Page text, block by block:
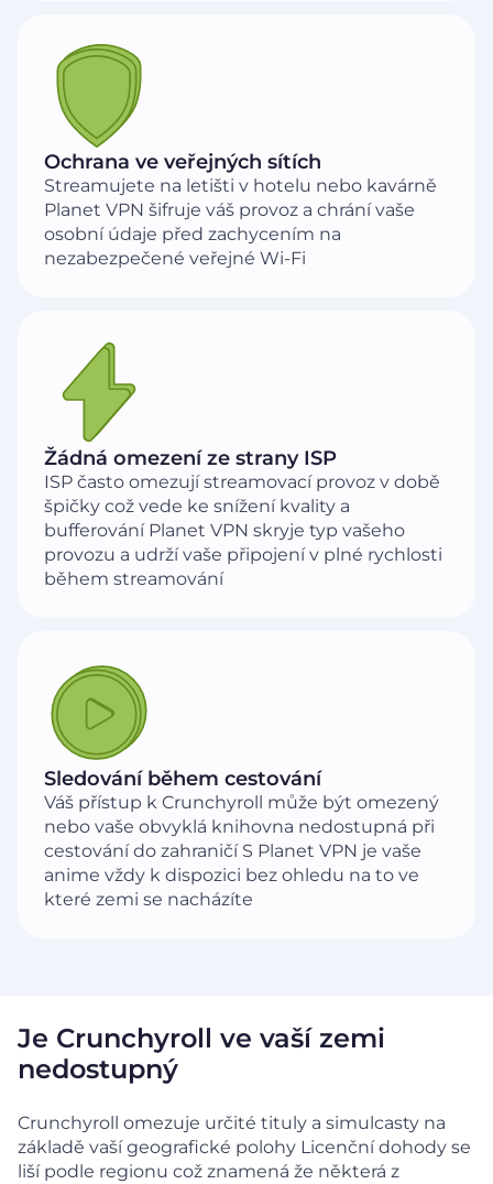
Ochrana ve veřejných sítích
Streamujete na letišti v hotelu nebo kavárně
Planet VPN šifruje váš provoz a chrání vaše
osobní údaje před zachycením na
nezabezpečené veřejné Wi-Fi
Žádná omezení ze strany ISP
ISP často omezují streamovací provoz v době
špičky což vede ke snížení kvality a
bufferování Planet VPN skryje typ vašeho
provozu a udrží vaše připojení v plné rychlosti
během streamování
Sledování během cestování
Váš přístup k Crunchyroll může být omezený
nebo vaše obvyklá knihovna nedostupná při
cestování do zahraničí S Planet VPN je vaše
anime vždy k dispozici bez ohledu na to ve
které zemi se nacházíte
Je Crunchyroll ve vaší zemi
nedostupný
Crunchyroll omezuje určité tituly a simulcasty na
základě vaší geografické polohy Licenční dohody se
liší podle regionu což znamená že některá z